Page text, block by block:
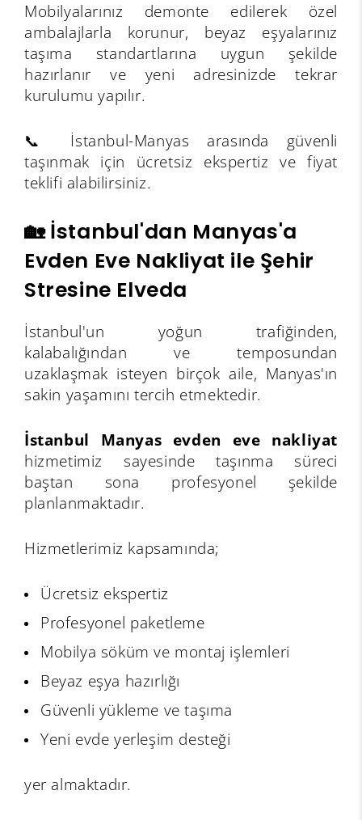
Mobilyalarınız demonte edilerek özel
ambalajlarla korunur, beyaz eşyalarınız
taşıma standartlarına uygun şekilde
hazırlanır ve yeni adresinizde tekrar
kurulumu yapılır.
📞 İstanbul-Manyas arasında güvenli
taşınmak için ücretsiz ekspertiz ve fiyat
teklifi alabilirsiniz.
🏡 İstanbul'dan Manyas'a
Evden Eve Nakliyat ile Şehir
Stresine Elveda
İstanbul'un yoğun trafiğinden,
kalabalığından ve temposundan
uzaklaşmak isteyen birçok aile, Manyas'ın
sakin yaşamını tercih etmektedir.
İstanbul Manyas evden eve nakliyat
hizmetimiz sayesinde taşınma süreci
baştan sona profesyonel şekilde
planlanmaktadır.
Hizmetlerimiz kapsamında;
Ücretsiz ekspertiz
Profesyonel paketleme
Mobilya söküm ve montaj işlemleri
Beyaz eşya hazırlığı
Güvenli yükleme ve taşıma
Yeni evde yerleşim desteği
yer almaktadır.